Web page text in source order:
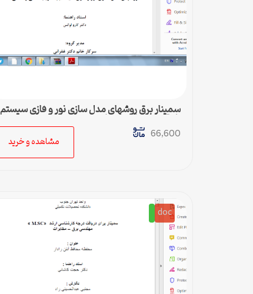
سمینار برق روشهاي مدل سازي نور و فازي سيستم
با تقريب خطي و محلي
66,600
مشاهده و خرید
doc